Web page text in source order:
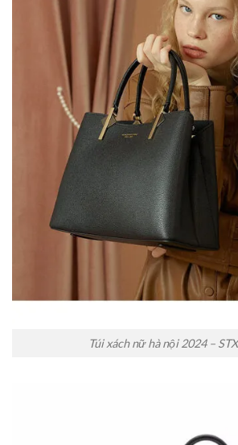
Túi xách nữ hà nội 2024 –